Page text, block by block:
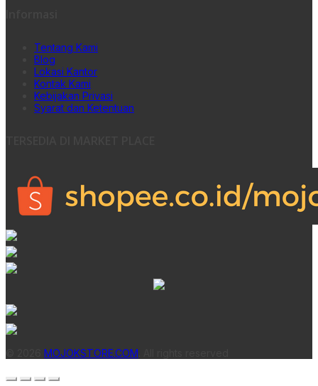
Tentang Kami
Blog
Lokasi Kantor
Kontak Kami
Kebijakan Privasi
Syarat dan Ketentuan
MOJOKSTORE.COM